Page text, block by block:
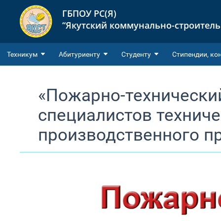
ГБПОУ РС(Я)
“Якутский коммунально-
Техникум Абитуриенту Студенту Cтипендии,
«Пожарно-
специалистов
производственного